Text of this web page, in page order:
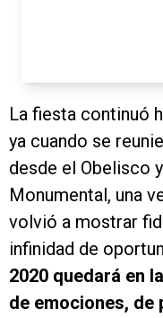
La fiesta continuó
ya cuando se
desde el Obelisco
Monumental, una
volvió a mostrar
infinidad de
2020 quedará en
de emociones, de